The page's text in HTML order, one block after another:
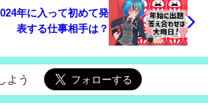
年に入って初めて発
表する仕事相手は？
よう